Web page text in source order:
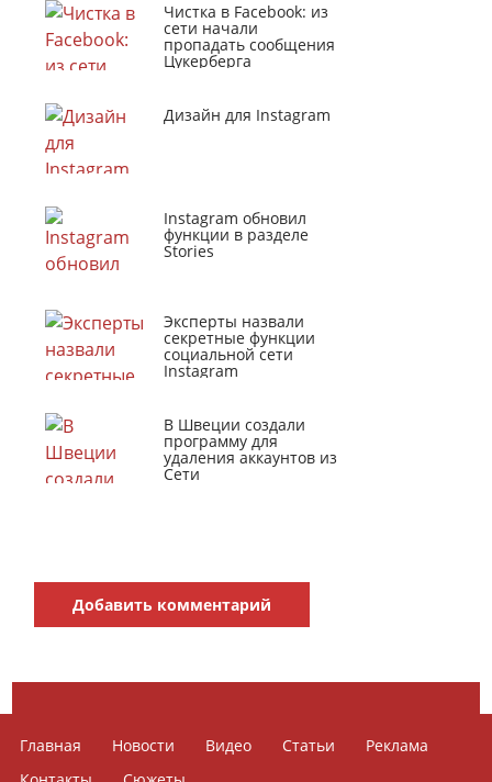
Чистка в Facebook: из
сети начали
пропадать сообщения
Цукерберга
Дизайн для Instagram
Instagram обновил
функции в разделе
Stories
Эксперты назвали
секретные функции
социальной сети
Instagram
В Швеции создали
программу для
удаления аккаунтов из
Сети
Добавить комментарий
Главная Новости Видео Статьи
Реклама